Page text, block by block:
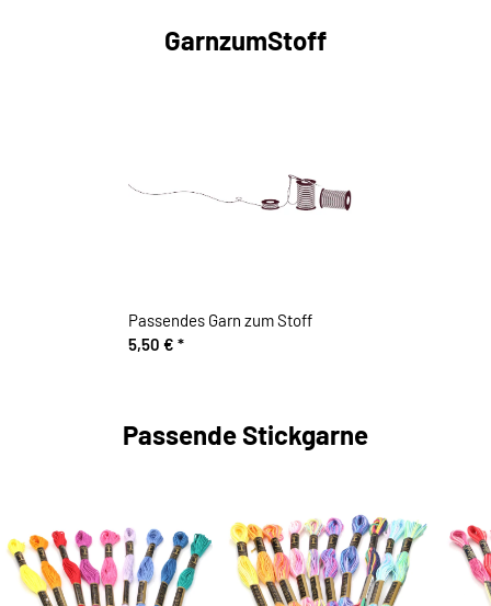
GarnzumStoff
Passendes Garn zum Stoff
5,50 € *
Passende Stickgarne